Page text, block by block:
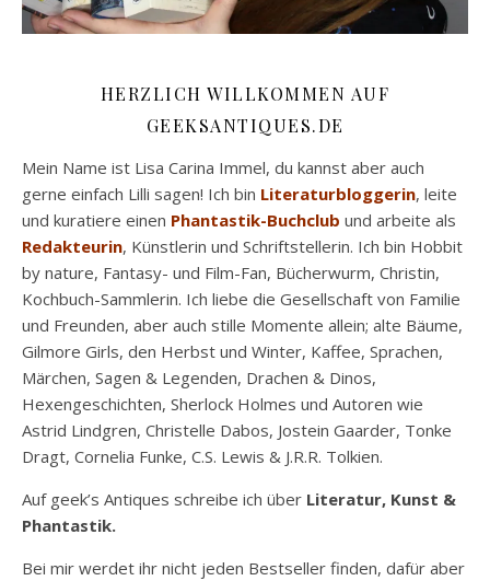
HERZLICH WILLKOMMEN AUF
GEEKSANTIQUES.DE
Mein Name ist Lisa Carina Immel, du kannst aber auch
gerne einfach Lilli sagen! Ich bin Literaturbloggerin, leite
und kuratiere einen Phantastik-Buchclub und arbeite als
Redakteurin, Künstlerin und Schriftstellerin. Ich bin Hobbit
by nature, Fantasy- und Film-Fan, Bücherwurm, Christin,
Kochbuch-Sammlerin. Ich liebe die Gesellschaft von Familie
und Freunden, aber auch stille Momente allein; alte Bäume,
Gilmore Girls, den Herbst und Winter, Kaffee, Sprachen,
Märchen, Sagen & Legenden, Drachen & Dinos,
Hexengeschichten, Sherlock Holmes und Autoren wie
Astrid Lindgren, Christelle Dabos, Jostein Gaarder, Tonke
Dragt, Cornelia Funke, C.S. Lewis & J.R.R. Tolkien.
Auf geek’s Antiques schreibe ich über Literatur, Kunst &
Phantastik.
Bei mir werdet ihr nicht jeden Bestseller finden, dafür aber